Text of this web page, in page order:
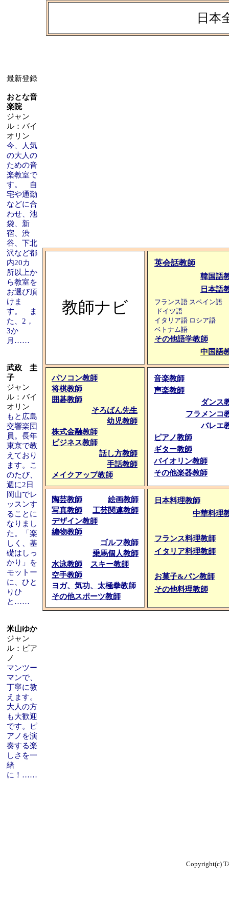
日本
最新登録
おとな音
楽院
ジャン
ル：バイ
オリン
今、人気
の大人の
ための音
楽教室で
す。 自
宅や通勤
などに合
わせ、池
袋、新
宿、渋
谷、下北
沢など都
内20カ
所以上か
ら教室を
お選び頂
けま
す。 ま
た、2，
3か
月……
武政 圭
子
ジャン
ル：バイ
オリン
もと広島
交響楽団
員。長年
東京で教
えており
ます。こ
のたび、
週に2日
岡山でレ
ッスンす
ることに
なりまし
た。「楽
しく、基
礎はしっ
かり」を
モットー
に、ひと
りひ
と……
米山ゆか
ジャン
ル：ピア
ノ
マンツー
マンで、
丁寧に教
えます。
大人の方
も大歓迎
です。ピ
アノを演
奏する楽
しさを一
緒
に！……
教師ナビ
英会話教師
韓国語
日本語
フランス語 スペイン語
ドイツ語
イタリア語 ロシア語
ベトナム語
その他語学教師
中国語
パソコン教師
将棋教師
囲碁教師
そろばん先生
幼児教師
株式金融教師
ビジネス教師
話し方教師
手話教師
メイクアップ教師
音楽教師
声楽教師
ダンス
フラメンコ
バレエ
ピアノ教師
ギター教師
バイオリン教師
その他楽器教師
陶芸教師
絵画教師
写真教師
工芸関連教師
デザイン教師
編物教師
ゴルフ教師
乗馬個人教師
水泳教師
スキー教師
空手教師
ヨガ、気功、太極拳教師
その他スポーツ教師
日本料理教師
中華料理
フランス料理教師
イタリア料理教師
お菓子&パン教師
その他料理教師
Copyright(c)